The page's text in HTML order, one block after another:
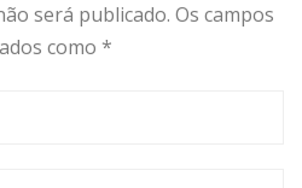
será publicado. Os campos
como *